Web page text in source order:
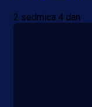
2 sedmica 4 dan